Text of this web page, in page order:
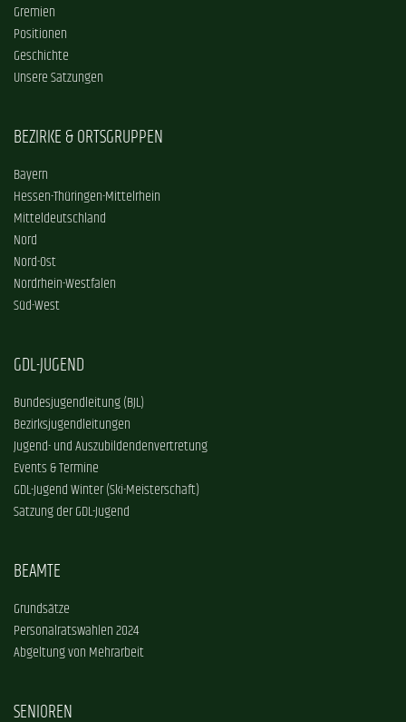
Gremien
Positionen
Geschichte
Unsere Satzungen
BEZIRKE & ORTSGRUPPEN
Bayern
Hessen-Thüringen-Mittelrhein
Mitteldeutschland
Nord
Nord-Ost
Nordrhein-Westfalen
Süd-West
GDL-JUGEND
Bundesjugendleitung (BJL)
Bezirksjugendleitungen
Jugend- und Auszubildendenvertretung
Events & Termine
GDL-Jugend Winter (Ski-Meisterschaft)
Satzung der GDL-Jugend
BEAMTE
Grundsätze
Personalratswahlen 2024
Abgeltung von Mehrarbeit
SENIOREN